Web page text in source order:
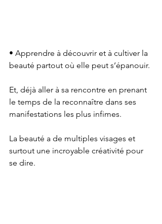
• Apprendre à découvrir et à cultiver la
beauté partout où elle peut s’épanouir.
Et, déjà aller à sa rencontre en prenant
le temps de la reconnaître dans ses
manifestations les plus infimes.
La beauté a de multiples visages et
surtout une incroyable créativité pour
se dire.